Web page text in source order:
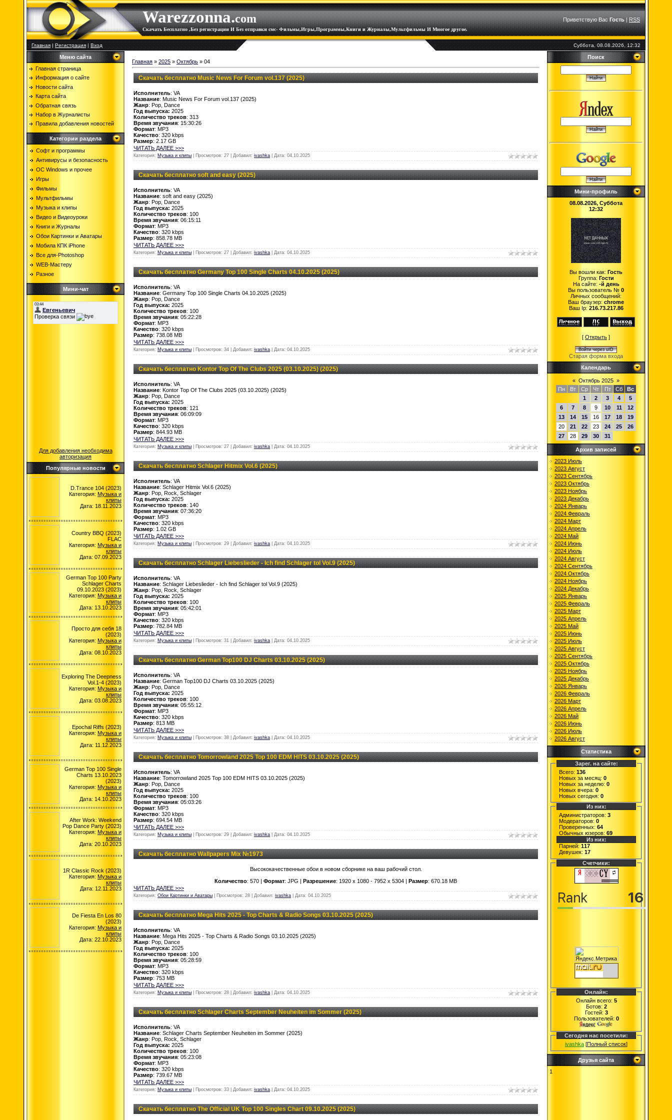
Warezzonna.com
Скачать Бесплатно ,Без регистрации И Без отправки смс- Фильмы,Игры,Программы,Книги и Журналы,Мультфильмы И Многое другое.
Приветствую Вас Гость|RSS
Главная|Регистрация|Вход Суббота, 08.08.2026, 12:32
Меню сайта
Главная страница
Информация о сайте
Новости сайта
Карта сайта
Обратная связь
Набор в Журналисты
Правила добавления новостей
Категории раздела
Софт и программы
Антивирусы и безопасность
OC Windows и прочее
Игры
Фильмы
Мультфильмы
Музыка и клипы
Видео и Видеоуроки
Книги и Журналы
Обои Картинки и Аватары
Мобила КПК iPhone
Все для-Photoshop
WEB-Мастеру
Разное
Мини-чат
Для добавления необходима
авторизация
Популярные новости
D.Trance 104 (2023)
Категория: Музыка и
клипы
Дата: 18.11.2023
Country BBQ (2023)
FLAC
Категория: Музыка и
клипы
Дата: 07.09.2023
German Top 100 Party
Schlager Charts
09.10.2023 (2023)
Категория: Музыка и
клипы
Дата: 13.10.2023
Просто для себя 18
(2023)
Категория: Музыка и
клипы
Дата: 08.10.2023
Exploring The Deepness
Vol.1-4 (2023)
Категория: Музыка и
клипы
Дата: 03.08.2023
Epochal Riffs (2023)
Категория: Музыка и
клипы
Дата: 11.12.2023
German Top 100 Single
Charts 13.10.2023
(2023)
Категория: Музыка и
клипы
Дата: 14.10.2023
After Work: Weekend
Pop Dance Party (2023)
Категория: Музыка и
клипы
Дата: 20.10.2023
1R Classic Rock (2023)
Категория: Музыка и
клипы
Дата: 12.11.2023
De Fiesta En Los 80
(2023)
Категория: Музыка и
клипы
Дата: 22.10.2023
Главная » 2025 » Октябрь » 04
Скачать бесплатно Music News For Forum vol.137 (2025)
Исполнитель: VA
Название: Music News For Forum vol.137 (2025)
Жанр: Pop, Dance
Год выпуска: 2025
Количество треков: 313
Время звучания: 15:30:26
Формат: MP3
Качество: 320 kbps
Размер: 2.17 GB
ЧИТАТЬ ДАЛЕЕ >>>
Категория: Музыка и клипы | Просмотров: 27 | Добавил: ivashka | Дата: 04.10.2025
Скачать бесплатно soft and easy (2025)
Исполнитель: VA
Название: soft and easy (2025)
Жанр: Pop, Dance
Год выпуска: 2025
Количество треков: 100
Время звучания: 06:15:11
Формат: MP3
Качество: 320 kbps
Размер: 858.78 MB
ЧИТАТЬ ДАЛЕЕ >>>
Категория: Музыка и клипы | Просмотров: 27 | Добавил: ivashka | Дата: 04.10.2025
Скачать бесплатно Germany Top 100 Single Charts 04.10.2025 (2025)
Исполнитель: VA
Название: Germany Top 100 Single Charts 04.10.2025 (2025)
Жанр: Pop, Dance
Год выпуска: 2025
Количество треков: 100
Время звучания: 05:22:28
Формат: MP3
Качество: 320 kbps
Размер: 738.08 MB
ЧИТАТЬ ДАЛЕЕ >>>
Категория: Музыка и клипы | Просмотров: 34 | Добавил: ivashka | Дата: 04.10.2025
Скачать бесплатно Kontor Top Of The Clubs 2025 (03.10.2025) (2025)
Исполнитель: VA
Название: Kontor Top Of The Clubs 2025 (03.10.2025) (2025)
Жанр: Pop, Dance
Год выпуска: 2025
Количество треков: 121
Время звучания: 06:09:09
Формат: MP3
Качество: 320 kbps
Размер: 844.93 MB
ЧИТАТЬ ДАЛЕЕ >>>
Категория: Музыка и клипы | Просмотров: 27 | Добавил: ivashka | Дата: 04.10.2025
Скачать бесплатно Schlager Hitmix Vol.6 (2025)
Исполнитель: VA
Название: Schlager Hitmix Vol.6 (2025)
Жанр: Pop, Rock, Schlager
Год выпуска: 2025
Количество треков: 140
Время звучания: 07:36:20
Формат: MP3
Качество: 320 kbps
Размер: 1.02 GB
ЧИТАТЬ ДАЛЕЕ >>>
Категория: Музыка и клипы | Просмотров: 29 | Добавил: ivashka | Дата: 04.10.2025
Скачать бесплатно Schlager Liebeslieder - Ich find Schlager tol Vol.9 (2025)
Исполнитель: VA
Название: Schlager Liebeslieder - Ich find Schlager tol Vol.9 (2025)
Жанр: Pop, Rock, Schlager
Год выпуска: 2025
Количество треков: 100
Время звучания: 05:42:01
Формат: MP3
Качество: 320 kbps
Размер: 782.84 MB
ЧИТАТЬ ДАЛЕЕ >>>
Категория: Музыка и клипы | Просмотров: 31 | Добавил: ivashka | Дата: 04.10.2025
Скачать бесплатно German Top100 DJ Charts 03.10.2025 (2025)
Исполнитель: VA
Название: German Top100 DJ Charts 03.10.2025 (2025)
Жанр: Pop, Dance
Год выпуска: 2025
Количество треков: 100
Время звучания: 05:55:12
Формат: MP3
Качество: 320 kbps
Размер: 813 MB
ЧИТАТЬ ДАЛЕЕ >>>
Категория: Музыка и клипы | Просмотров: 38 | Добавил: ivashka | Дата: 04.10.2025
Скачать бесплатно Tomorrowland 2025 Top 100 EDM HITS 03.10.2025 (2025)
Исполнитель: VA
Название: Tomorrowland 2025 Top 100 EDM HITS 03.10.2025 (2025)
Жанр: Pop, Dance
Год выпуска: 2025
Количество треков: 100
Время звучания: 05:03:26
Формат: MP3
Качество: 320 kbps
Размер: 694.54 MB
ЧИТАТЬ ДАЛЕЕ >>>
Категория: Музыка и клипы | Просмотров: 29 | Добавил: ivashka | Дата: 04.10.2025
Скачать бесплатно Wallpapers Mix №1973
Высококачественные обои в новом сборнике на ваш рабочий стол.
Количество: 570 | Формат: JPG | Разрешение: 1920 x 1080 - 7952 x 5304 | Размер: 670.18 MB
ЧИТАТЬ ДАЛЕЕ >>>
Категория: Обои Картинки и Аватары | Просмотров: 28 | Добавил: ivashka | Дата: 04.10.2025
Скачать бесплатно Mega Hits 2025 - Top Charts & Radio Songs 03.10.2025 (2025)
Исполнитель: VA
Название: Mega Hits 2025 - Top Charts & Radio Songs 03.10.2025 (2025)
Жанр: Pop, Dance
Год выпуска: 2025
Количество треков: 100
Время звучания: 05:28:59
Формат: MP3
Качество: 320 kbps
Размер: 753 MB
ЧИТАТЬ ДАЛЕЕ >>>
Категория: Музыка и клипы | Просмотров: 28 | Добавил: ivashka | Дата: 04.10.2025
Скачать бесплатно Schlager Charts September Neuheiten im Sommer (2025)
Исполнитель: VA
Название: Schlager Charts September Neuheiten im Sommer (2025)
Жанр: Pop, Rock, Schlager
Год выпуска: 2025
Количество треков: 100
Время звучания: 05:23:08
Формат: MP3
Качество: 320 kbps
Размер: 739.67 MB
ЧИТАТЬ ДАЛЕЕ >>>
Категория: Музыка и клипы | Просмотров: 33 | Добавил: ivashka | Дата: 04.10.2025
Скачать бесплатно The Official UK Top 100 Singles Chart 09.10.2025 (2025)
Поиск
Мини-профиль
08.08.2026, Суббота
12:32
Вы вошли как: Гость
Группа: Гости
На сайте: -й день
Вы пользователь № 0
Личных сообщений:
Ваш браузер: chrome
Ваш Ip: 216.73.217.86
[ Открыть ]
Войти через uID
Старая форма входа
Календарь
« Октябрь 2025 »
Пн
Вт Ср Чт Пт Сб
Вс
1
2 3 4
5
6
7 8 9 10 11
12
13
14 15 16 17 18
19
20
21 22 23 24 25
26
27
28 29 30 31
Архив записей
2023 Июль
2023 Август
2023 Сентябрь
2023 Октябрь
2023 Ноябрь
2023 Декабрь
2024 Январь
2024 Февраль
2024 Март
2024 Апрель
2024 Май
2024 Июнь
2024 Июль
2024 Август
2024 Сентябрь
2024 Октябрь
2024 Ноябрь
2024 Декабрь
2025 Январь
2025 Февраль
2025 Март
2025 Апрель
2025 Май
2025 Июнь
2025 Июль
2025 Август
2025 Сентябрь
2025 Октябрь
2025 Ноябрь
2025 Декабрь
2026 Январь
2026 Февраль
2026 Март
2026 Апрель
2026 Май
2026 Июнь
2026 Июль
2026 Август
Статистика
Зарег. на сайте:
Всего: 136
Новых за месяц: 0
Новых за неделю: 0
Новых вчера: 0
Новых сегодня: 0
Из них:
Администраторов: 3
Модераторов: 0
Проверенных: 64
Обычных юзеров: 69
Из них:
Парней: 117
Девушек: 17
Счетчики:
Онлайн:
Онлайн всего: 5
Ботов: 2
Гостей: 3
Пользователей: 0
Сегодня нас посетили:
ivashka [Полный список]
Друзья сайта
1